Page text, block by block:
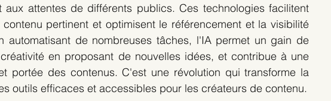
attentes de différents publics. Ces technologies facilitent
pertinent et optimisent le référencement et la visibilité
automatisant de nombreuses tâches, l'IA permet un gain de
en proposant de nouvelles idées, et contribue à une
portée des contenus. C'est une révolution qui transforme la
outils efficaces et accessibles pour les créateurs de contenu.